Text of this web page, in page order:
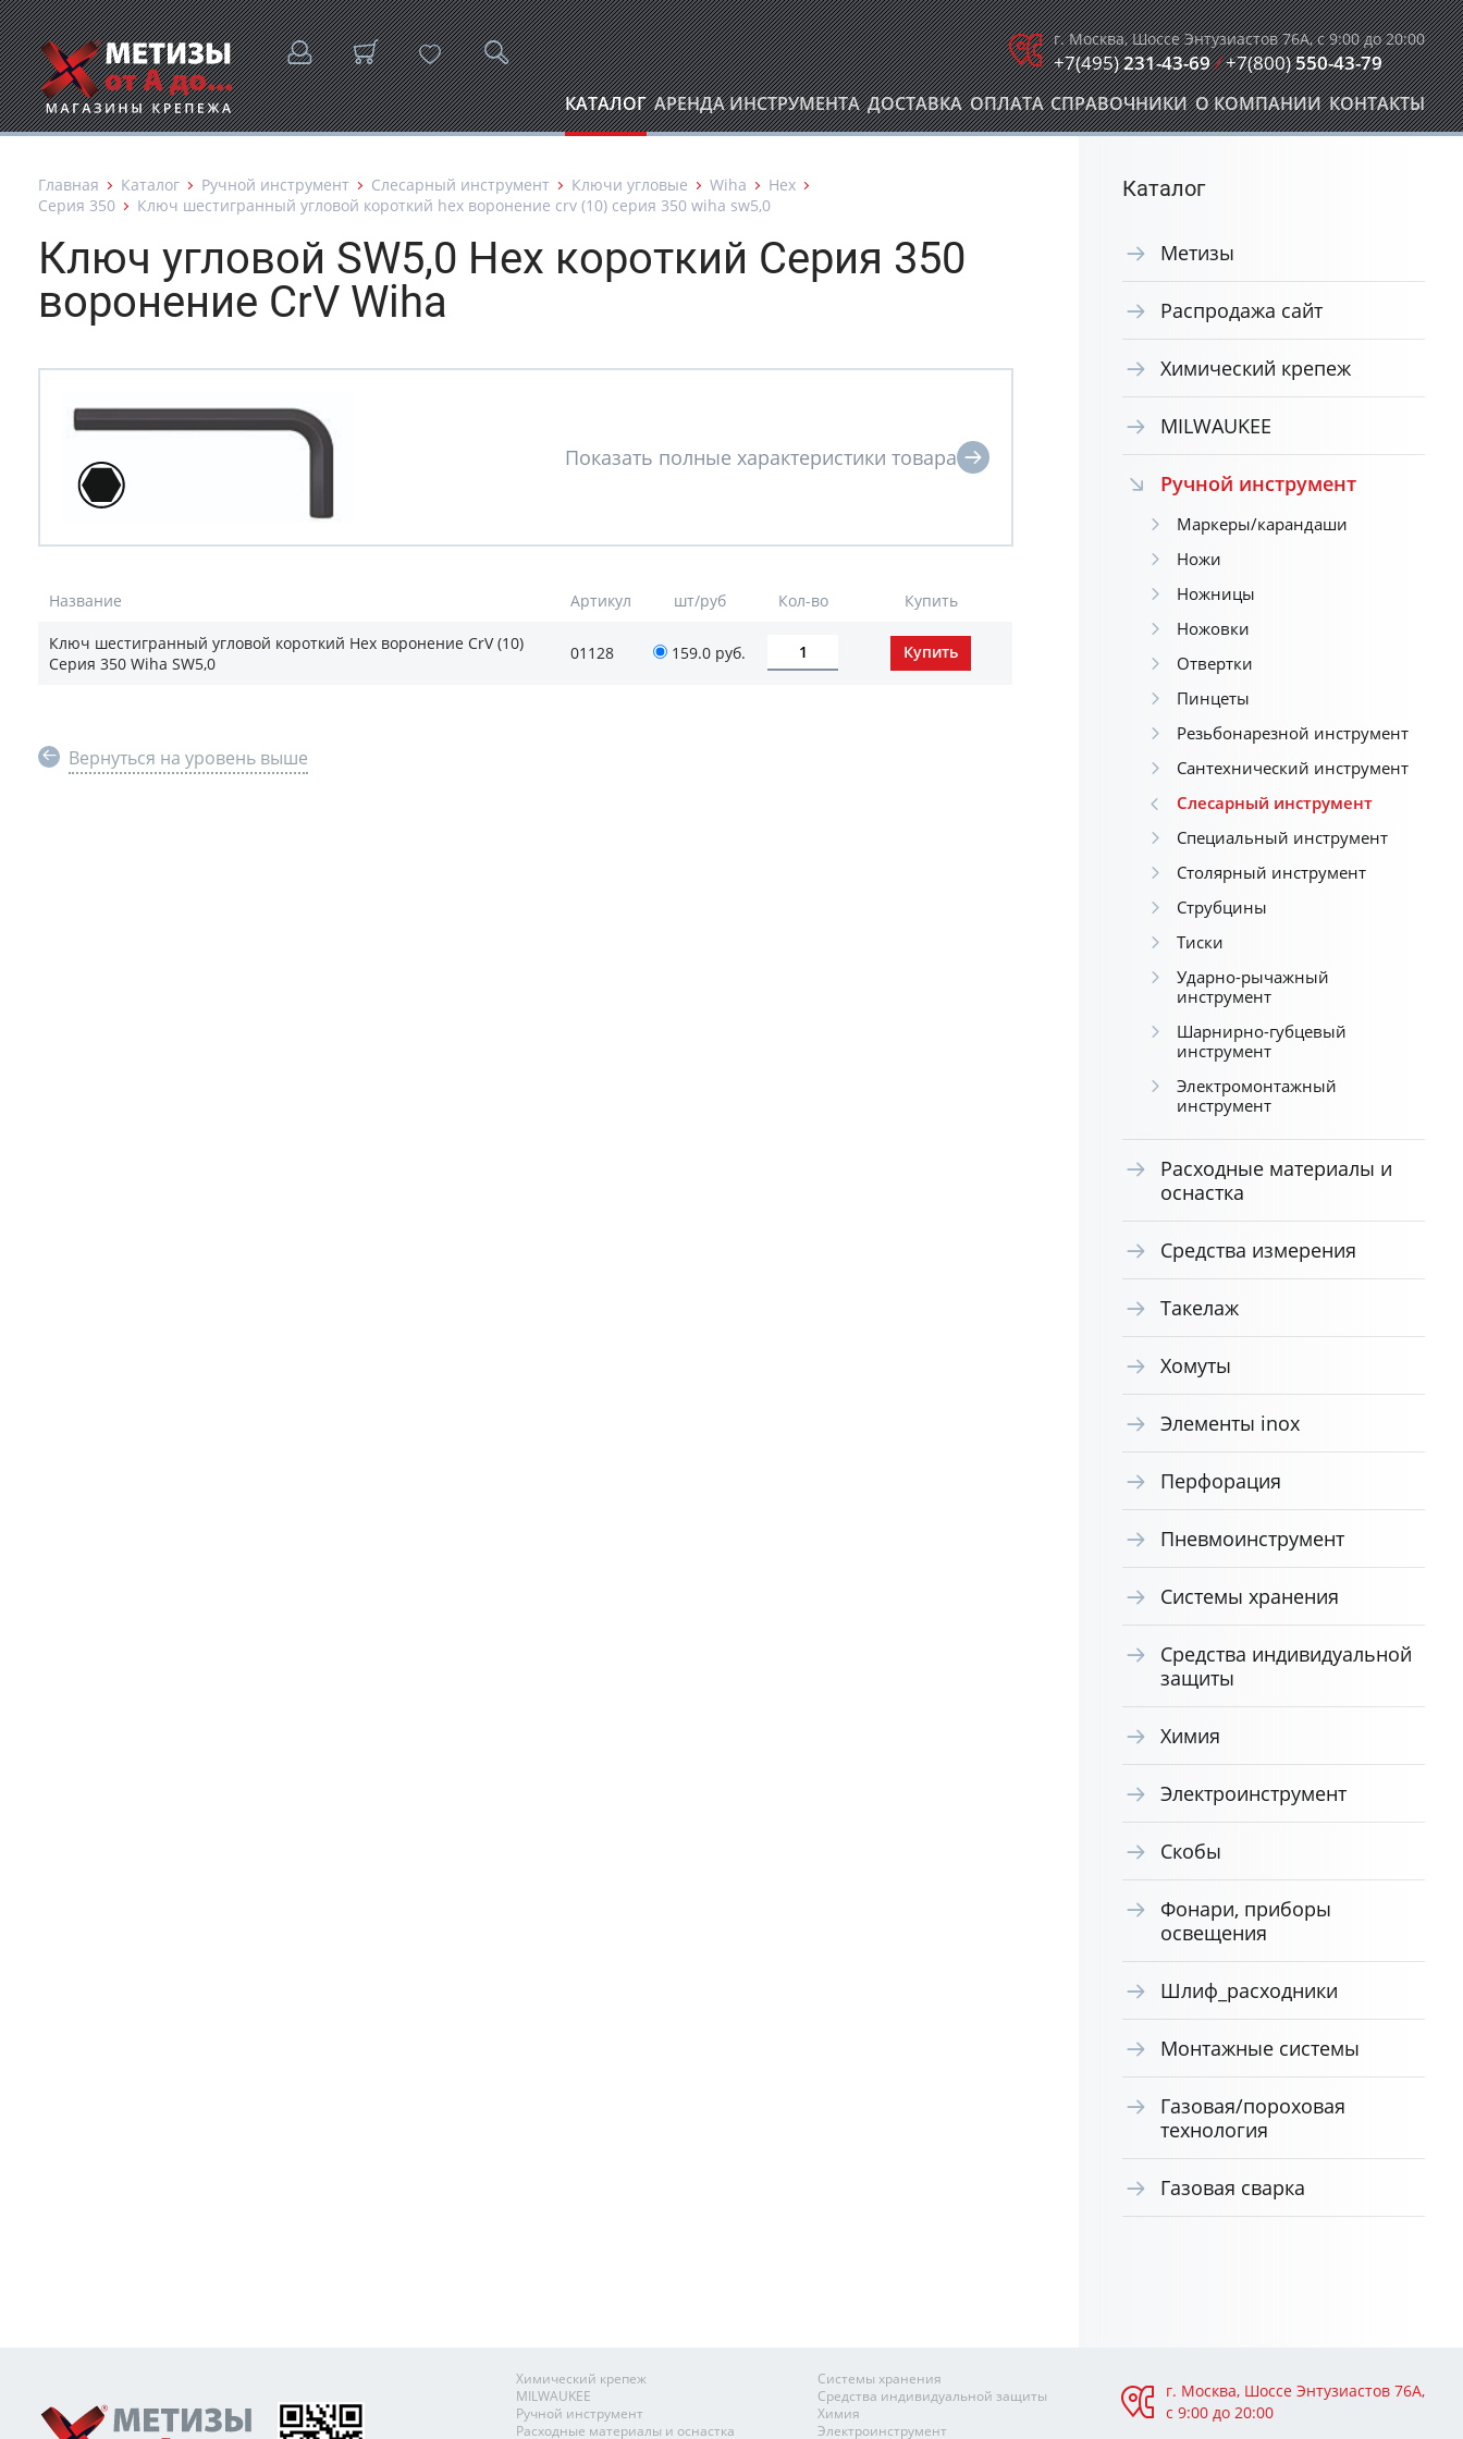
г. Москва, Шоссе Энтузиастов 76А, с 9:00 до 20:00
+7(495)231-43-69/+7(800)550-43-79
КАТАЛОГ АРЕНДА ИНСТРУМЕНТА ДОСТАВКА ОПЛАТА СПРАВОЧНИКИ О КОМПАНИИ КОНТАКТЫ
Главная Каталог Ручной инструмент Слесарный инструмент Ключи угловые Wiha
Hex
Серия 350
Ключ шестигранный угловой короткий hex воронение crv (10) серия 350 wiha sw5,0
Ключ угловой SW5,0 Hex короткий Серия 350
воронение CrV Wiha
Название Артикул шт/руб Кол-во Купить
Ключ шестигранный угловой короткий Hex воронение CrV (10)
Серия 350 Wiha SW5,0
01128 159.0 руб.
Вернуться на уровень выше
Каталог
Метизы
Распродажа сайт
Химический крепеж
MILWAUKEE
Ручной инструмент
Маркеры/карандаши
Ножи
Ножницы
Ножовки
Отвертки
Пинцеты
Резьбонарезной инструмент
Сантехнический инструмент
Слесарный инструмент
Специальный инструмент
Столярный инструмент
Струбцины
Тиски
Ударно-рычажный
инструмент
Шарнирно-губцевый
инструмент
Электромонтажный
инструмент
Расходные материалы и
оснастка
Средства измерения
Такелаж
Хомуты
Элементы inox
Перфорация
Пневмоинструмент
Системы хранения
Средства индивидуальной
защиты
Химия
Электроинструмент
Скобы
Фонари, приборы
освещения
Шлиф_расходники
Монтажные системы
Газовая/пороховая
технология
Газовая сварка
Химический крепеж
MILWAUKEE
Ручной инструмент
Расходные материалы и оснастка
Системы хранения
Средства индивидуальной защиты
Химия
Электроинструмент
г. Москва, Шоссе Энтузиастов 76А,
с 9:00 до 20:00